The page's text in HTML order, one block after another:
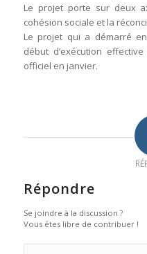
Le projet porte sur deux
cohésion sociale et la
Le projet qui a démarré
début d’exécution
officiel en janvier.
Répondre
Se joindre à la discussion ?
Vous êtes libre de contribuer !